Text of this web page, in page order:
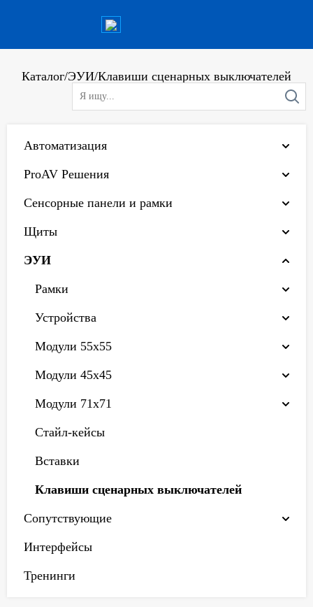
Каталог/ЭУИ/Клавиши сценарных выключателей
Автоматизация
ProAV Решения
Сенсорные панели и рамки
Щиты
ЭУИ
Рамки
Устройства
Модули 55х55
Модули 45х45
Модули 71х71
Стайл-кейсы
Вставки
Клавиши сценарных выключателей
Сопутствующие
Интерфейсы
Тренинги